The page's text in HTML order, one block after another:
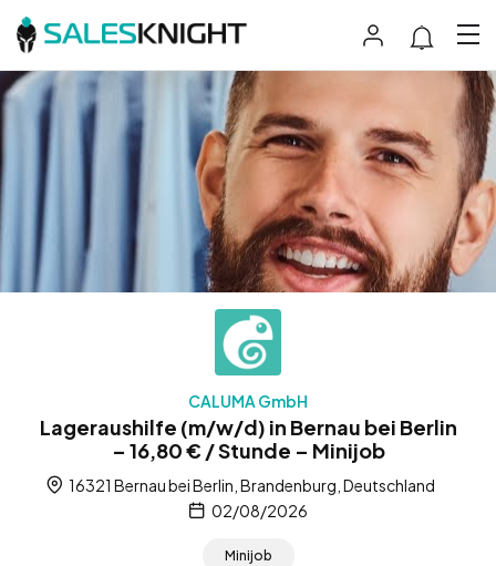
CALUMA GmbH
Lageraushilfe (m/w/d) in Bernau bei Berlin
– 16,80 € / Stunde – Minijob
16321 Bernau bei Berlin, Brandenburg, Deutschland
02/08/2026
Minijob